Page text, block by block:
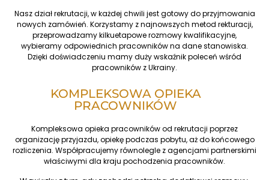
Nasz dział rekrutacji, w każdej chwili jest gotowy do przyjmowania
nowych zamówień. Korzystamy z najnowszych metod rekturacji,
przeprowadzamy kilkuetapowe rozmowy kwalifikacyjne,
wybieramy odpowiednich pracowników na dane stanowiska.
Dzięki doświadczeniu mamy duży wskaźnik poleceń wśród
pracowników z Ukrainy.
KOMPLEKSOWA OPIEKA
PRACOWNIKÓW
Kompleksowa opieka pracowników od rekrutacji poprzez
organizację przyjazdu, opiekę podczas pobytu, aż do końcowego
rozliczenia. Współpracujemy równolegle z agencjami partnerskimi
właściwymi dla kraju pochodzenia pracowników.